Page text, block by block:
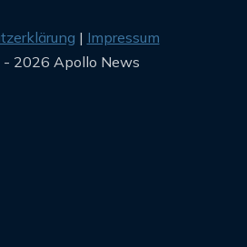
Impressum
2026 Apollo News